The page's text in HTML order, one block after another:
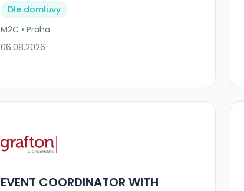
Dle domluvy
M2C • Praha
06.08.2026
EVENT COORDINATOR WITH